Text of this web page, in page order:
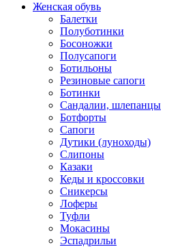
Женская обувь
Балетки
Полуботинки
Босоножки
Полусапоги
Ботильоны
Резиновые сапоги
Ботинки
Сандалии, шлепанцы
Ботфорты
Сапоги
Дутики (луноходы)
Слипоны
Казаки
Кеды и кроссовки
Сникерсы
Лоферы
Туфли
Мокасины
Эспадрильи